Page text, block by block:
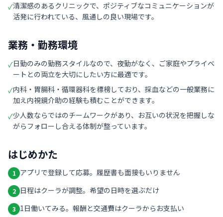
✓清潔感のあるクリニックで、ポジティブなコミュニケーションが
活発に行われている、風通しの良い現場です。
業務・勤務環境
✓日勤のみの勤務スタイルなので、夜勤がなく、ご家庭やプライベ
ートとの両立を大切にしたい方に最適です。
✓内科・胃腸科・循環器科を標榜しており、採血などの一般業務に
加え内視鏡介助の経験も積むことができます。
✓少人数ならではのチームワークがあり、お互いの状況を把握しな
がらフォローし合える体制が整っています。
はじめかた
1 アプリで登録して応募。履歴書も面接もいりません
2 日程はクーラが調整。希望の日時を選ぶだけ
3 1日働いてみる。報酬と交通費はクーラからお支払い